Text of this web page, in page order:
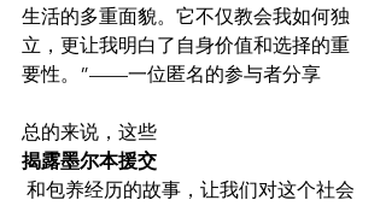
生活的多重面貌。它不仅教会我如何独
立，更让我明白了自身价值和选择的重
要性。”——一位匿名的参与者分享
总的来说，这些
揭露墨尔本援交